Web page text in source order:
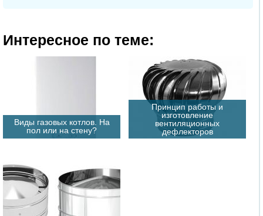
Интересное по теме:
Виды газовых котлов. На
пол или на стену?
Принцип работы и
изготовление
вентиляционных
дефлекторов